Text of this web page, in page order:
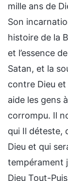
mille ans de
Son
histoire de la
et l’essence
Satan, et la
contre Dieu et
aide les gens
corrompu. Il
qui Il déteste,
Dieu et qui
tempérament
Dieu Tout-